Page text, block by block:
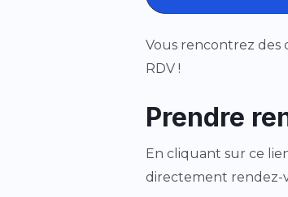
Vous rencontrez des
RDV !
Prendre
En cliquant sur ce
directement rendez-